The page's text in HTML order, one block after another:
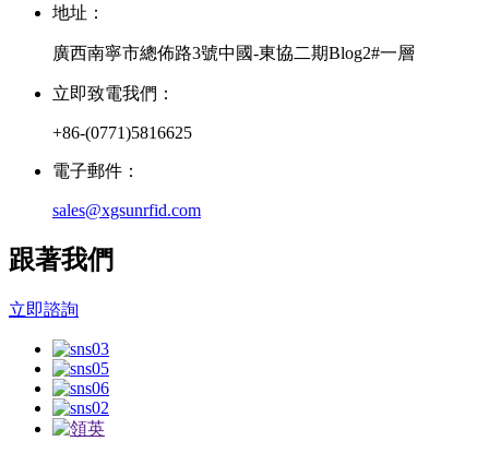
地址：
廣西南寧市總佈路3號中國-東協二期Blog2#一層
立即致電我們：
+86-(0771)5816625
電子郵件：
sales@xgsunrfid.com
跟著我們
立即諮詢